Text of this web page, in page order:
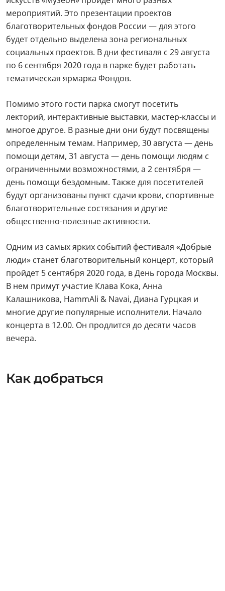
мероприятий. Это презентации проектов
благотворительных фондов России — для этого
будет отдельно выделена зона региональных
социальных проектов. В дни фестиваля с 29 августа
по 6 сентября 2020 года в парке будет работать
тематическая ярмарка Фондов.
Помимо этого гости парка смогут посетить
лекторий, интерактивные выставки, мастер-классы и
многое другое. В разные дни они будут посвящены
определенным темам. Например, 30 августа — день
помощи детям, 31 августа — день помощи людям с
ограниченными возможностями, а 2 сентября —
день помощи бездомным. Также для посетителей
будут организованы пункт сдачи крови, спортивные
благотворительные состязания и другие
общественно-полезные активности.
Одним из самых ярких событий фестиваля «Добрые
люди» станет благотворительный концерт, который
пройдет 5 сентября 2020 года, в День города Москвы.
В нем примут участие Клава Кока, Анна
Калашникова, HammAli & Navai, Диана Гурцкая и
многие другие популярные исполнители. Начало
концерта в 12.00. Он продлится до десяти часов
вечера.
Как добраться